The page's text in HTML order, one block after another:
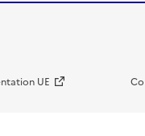
UE